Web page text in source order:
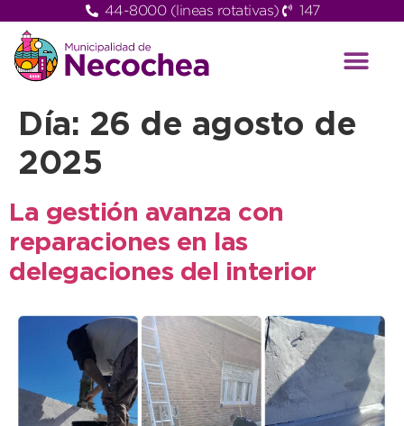
44-8000 (lineas rotativas) 147
Día: 26 de agosto de
2025
La gestión avanza con
reparaciones en las
delegaciones del interior